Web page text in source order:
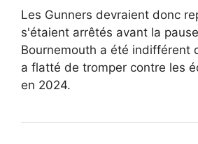
Les Gunners devraient donc
s'étaient arrêtés avant la
Bournemouth a été indifférent
a flatté de tromper contre les
en 2024.